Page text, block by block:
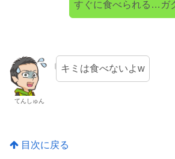
すぐに食べられる…ガ
てんしゅん
キミは食べないよw
目次に戻る